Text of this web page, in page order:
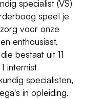
specialist (VS)
speel je
voor onze
enthousiast,
bestaat uit 11
internist
specialisten,
in opleiding.